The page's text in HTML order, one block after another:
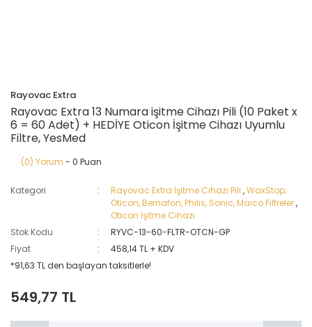
Rayovac Extra
Rayovac Extra 13 Numara işitme Cihazı Pili (10 Paket x
6 = 60 Adet) + HEDİYE Oticon İşitme Cihazı Uyumlu
Filtre, YesMed
(0) Yorum - 0 Puan
Kategori Rayovac Extra İşitme Cihazı Pili ,WaxStop;
Oticon, Bernafon, Philis, Sonic, Maico Filtreler,
Oticon İşitme Cihazı
Stok Kodu
RYVC-13-60-FLTR-OTCN-GP
Fiyat
458,14 TL + KDV
*91,63 TL den başlayan taksitlerle!
549,77 TL